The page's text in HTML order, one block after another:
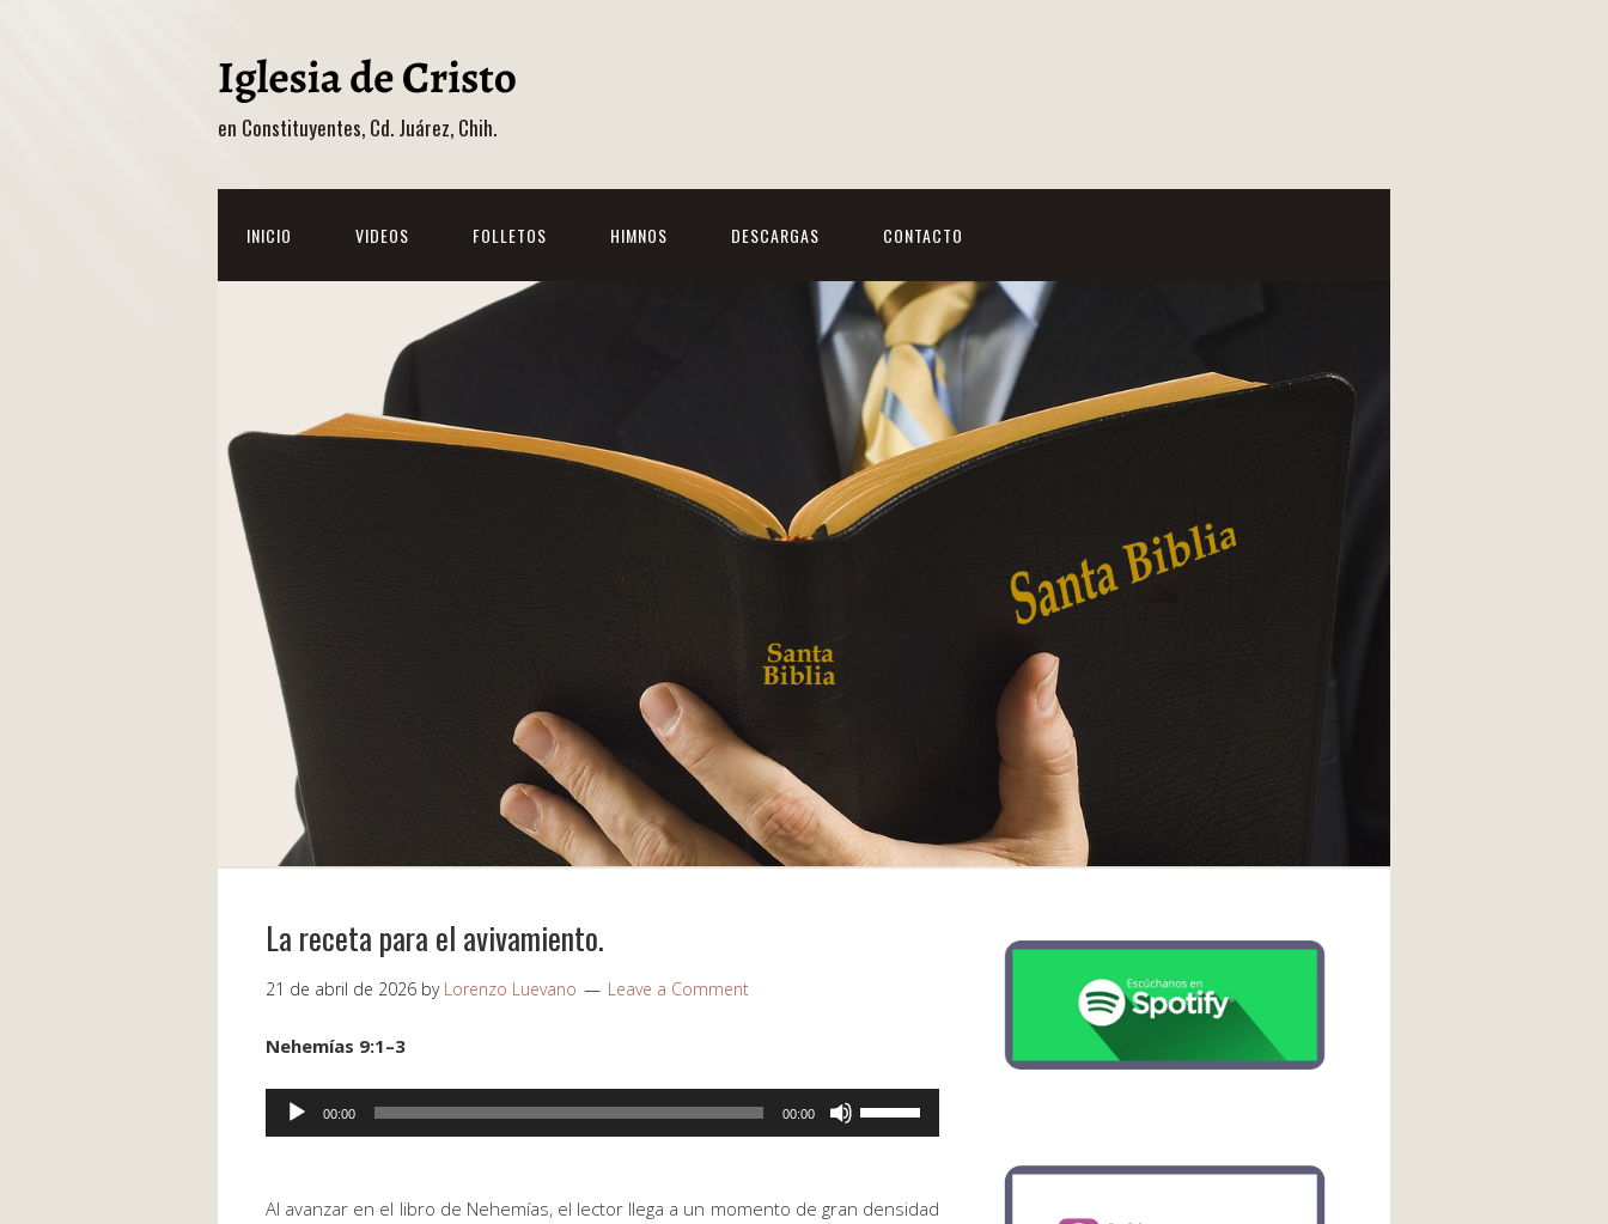
en Constituyentes, Cd. Juárez, Chih.
INICIO VIDEOS FOLLETOS HIMNOS DESCARGAS CONTACTO
La receta para el avivamiento.
21 de abril de 2026 by Lorenzo Luevano Leave a Comment
Nehemías 9:1–3
Reproductor
de
00:00 00:00
flecha
Al avanzar en el libro de Nehemías, el lector llega a un momento de gran densidad